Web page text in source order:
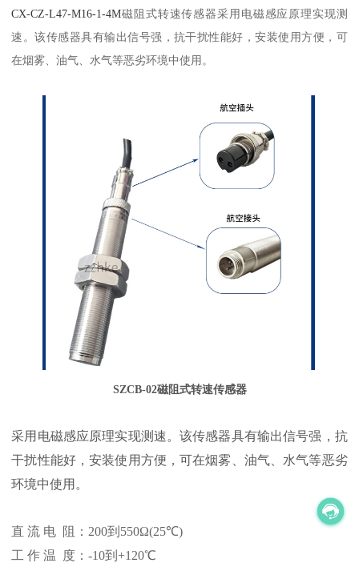
CX-CZ-L47-M16-1-4M磁阻式转速传感器采用电磁感应原理实现测
速。该传感器具有输出信号强，抗干扰性能好，安装使用方便，可
在烟雾、油气、水气等恶劣环境中使用。
SZCB-02磁阻式转速传感器
采用电磁感应原理实现测速。该传感器具有输出信号强，抗
干扰性能好，安装使用方便，可在烟雾、油气、水气等恶劣
环境中使用。
直 流 电 阻：200到550Ω(25℃)
工 作 温 度：-10到+120℃